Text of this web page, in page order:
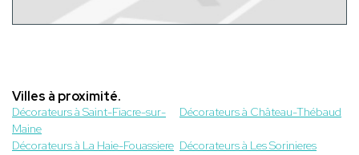
Villes à proximité.
Décorateurs à Saint-Fiacre-sur-
Maine
Décorateurs à Château-Thébaud
Décorateurs à La Haie-Fouassiere Décorateurs à Les Sorinieres